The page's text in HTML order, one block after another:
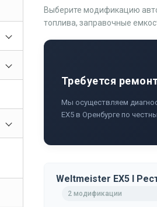
Выберите модификацию
топлива, заправочные
Требуется
Мы осуществляем
EX5 в Оренбурге по
Weltmeister EX5 I
2 модификации